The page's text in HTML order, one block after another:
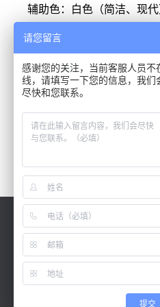
辅助色：白色（简洁、现
色彩搭配：在封面使用深
通过这样的色彩运用， 东
comfyui怎么做
业务经理
摄影+设计+印刷 企业一站
请您留言
感谢您的关注，当前客服人员不
线，请填写一下您的信息，我们
尽快和您联系。
提交